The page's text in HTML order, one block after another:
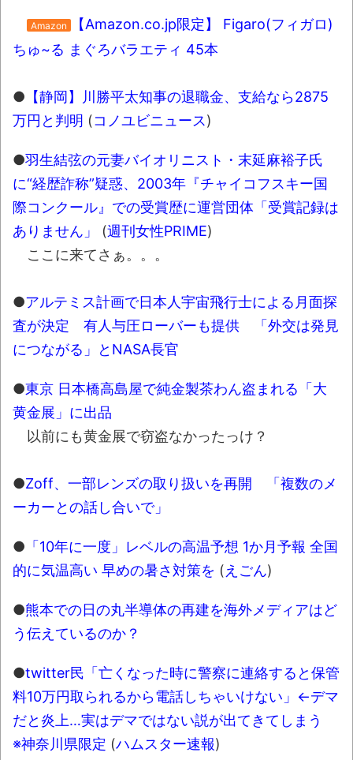
ブチギレ
長野県のなめこのデカさが規格外だったｗ
新装版「ご冗談でしょう、ファインマンさ
ん（上）（下）」発売
【画像】整形で2400万円超えの美女、水着
グラビアに挑戦
歴ログは10周年ですがnoteに引っ越します
進撃の巨人シーズン7 ファイナルシーズンの
TBS「マツコの知らない世界」スタグル特
集でほとんど紹介されなかったJリーグ…なら
ば自分たちで紹介だ！
時代の流れ
【衝撃】道志村の骨や服、沢の上流から流
されてきた可能性・・・・・・・・・
飛行
【中国】パトカーの前で好演技www当たり
「ム、ムリです・・・」メガネ美人ナース
に入院中のオレのオナサポ懇願したら・・・
「ム、ムリです・・・」メガネ美人ナース
に入院中のオレのオナサポ懇願したら・・・
いう無茶に踏み切ってしまったのか
ブログお引越しのお知らせ
まるで親子のような子猫とシェパード
Amazon
【Amazon.co.jp限定】 Figaro(フィガロ)
ちゅ~る まぐろバラエティ 45本
● 【静岡】川勝平太知事の退職金、支給なら2875
万円と判明 (コノユビニュース)
●羽生結弦の元妻バイオリニスト・末延麻裕子氏
に“経歴詐称”疑惑、2003年『チャイコフスキー国
際コンクール』での受賞歴に運営団体「受賞記録は
ありません」
(週刊女性PRIME)
ここに来てさぁ。。。
●アルテミス計画で日本人宇宙飛行士による月面探
査が決定 有人与圧ローバーも提供 「外交は発見
につながる」とNASA長官
●東京 日本橋高島屋で純金製茶わん盗まれる「大
黄金展」に出品
以前にも黄金展で窃盗なかったっけ？
●Zoff、一部レンズの取り扱いを再開 「複数のメ
ーカーとの話し合いで」
● 「10年に一度」レベルの高温予想 1か月予報 全国
的に気温高い 早めの暑さ対策を (えごん)
●熊本での日の丸半導体の再建を海外メディアはど
う伝えているのか？
●twitter民「亡くなった時に警察に連絡すると保管
料10万円取られるから電話しちゃいけない」←デマ
だと炎上…実はデマではない説が出てきてしまう
※神奈川県限定 (ハムスター速報)